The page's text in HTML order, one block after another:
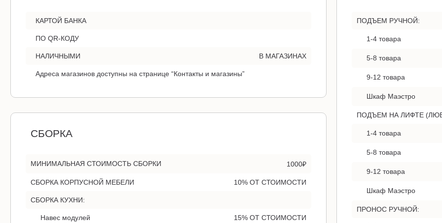
КАРТОЙ БАНКА
ПО QR-КОДУ
НАЛИЧНЫМИ В МАГАЗИНАХ
Адреса магазинов доступны на странице “Контакты и магазины”
СБОРКА
МИНИМАЛЬНАЯ СТОИМОСТЬ СБОРКИ 1000₽
СБОРКА КОРПУСНОЙ МЕБЕЛИ 10% ОТ СТОИМОСТИ
СБОРКА КУХНИ:
Навес модулей 15% ОТ СТОИМОСТИ
ПОДЪЕМ РУЧНОЙ:
1-4 товара
5-8 товара
9-12 товара
Шкаф Маэстро
ПОДЪЕМ НА ЛИФТЕ
1-4 товара
5-8 товара
9-12 товара
Шкаф Маэстро
ПРОНОС РУЧНОЙ: